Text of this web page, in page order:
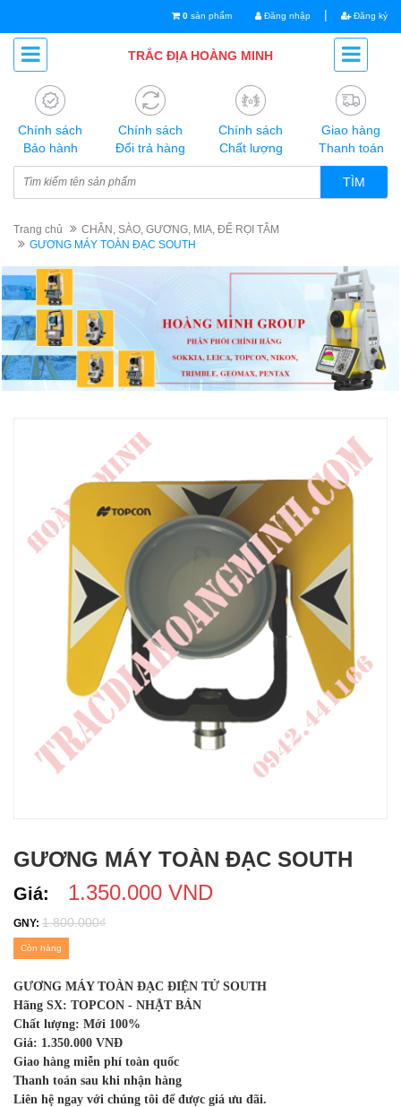
0 sản phẩm Đăng nhập | Đăng ký
TRẮC ĐỊA HOÀNG MINH
Chính sách
Bảo hành
Chính sách
Đổi trả hàng
Chính sách
Chất lượng
Giao hàng
Thanh toán
TÌM
Trang chủ
CHÂN, SÀO, GƯƠNG, MIA, ĐẾ RỌI TÂM
GƯƠNG MÁY TOÀN ĐẠC SOUTH
GƯƠNG MÁY TOÀN ĐẠC SOUTH
Giá: 1.350.000 VND
GNY: 1.800.000₫
Còn hàng
GƯƠNG MÁY TOÀN ĐẠC ĐIỆN TỬ SOUTH
Hãng SX: TOPCON - NHẬT BẢN
Chất lượng: Mới 100%
Giá: 1.350.000 VNĐ
Giao hàng miễn phí toàn quốc
Thanh toán sau khi nhận hàng
Liên hệ ngay với chúng tôi để được giá ưu đãi.